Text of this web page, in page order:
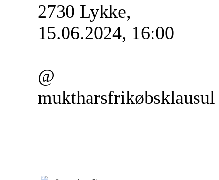
2730 Lykke,
15.06.2024, 16:00
@
muktharsfrikøbsklausul